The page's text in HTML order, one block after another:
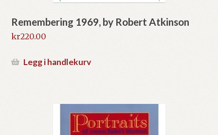
Remembering 1969, by Robert Atkinson
kr220.00
Legg i handlekurv